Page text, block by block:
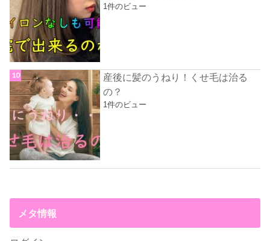
1件のビュー
産後に髪のうねり！くせ毛は治る
の？
1件のビュー
メタ情報